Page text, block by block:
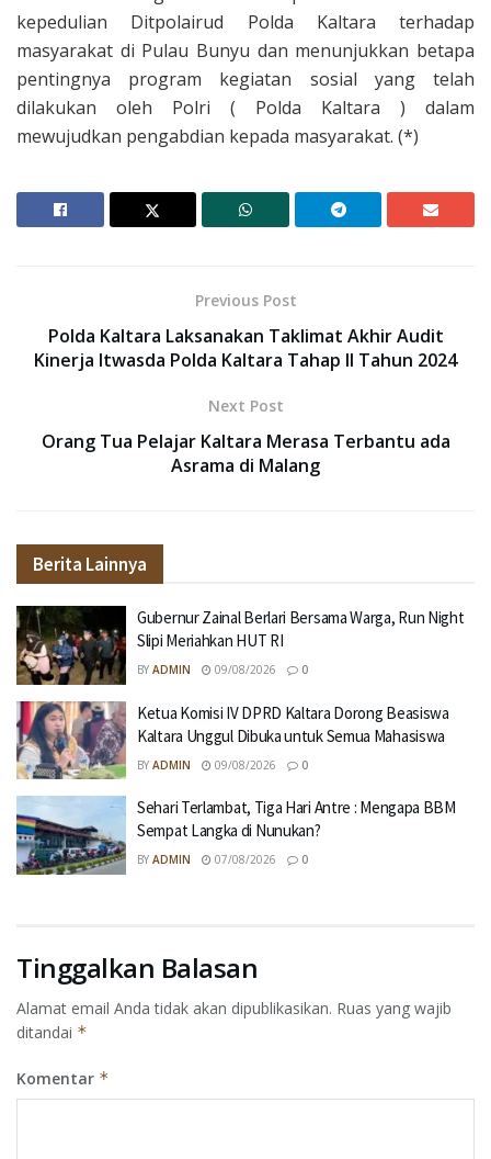
kepedulian Ditpolairud Polda Kaltara terhadap
masyarakat di Pulau Bunyu dan menunjukkan betapa
pentingnya program kegiatan sosial yang telah
dilakukan oleh Polri ( Polda Kaltara ) dalam
mewujudkan pengabdian kepada masyarakat. (*)
Previous Post
Polda Kaltara Laksanakan Taklimat Akhir Audit
Kinerja Itwasda Polda Kaltara Tahap II Tahun 2024
Next Post
Orang Tua Pelajar Kaltara Merasa Terbantu ada
Asrama di Malang
Berita Lainnya
Gubernur Zainal Berlari Bersama Warga, Run Night
Slipi Meriahkan HUT RI
BY ADMIN 09/08/2026 0
Ketua Komisi IV DPRD Kaltara Dorong Beasiswa
Kaltara Unggul Dibuka untuk Semua Mahasiswa
BY ADMIN 09/08/2026 0
Sehari Terlambat, Tiga Hari Antre : Mengapa BBM
Sempat Langka di Nunukan?
BY ADMIN 07/08/2026 0
Tinggalkan Balasan
Alamat email Anda tidak akan dipublikasikan. Ruas yang wajib
ditandai *
Komentar *